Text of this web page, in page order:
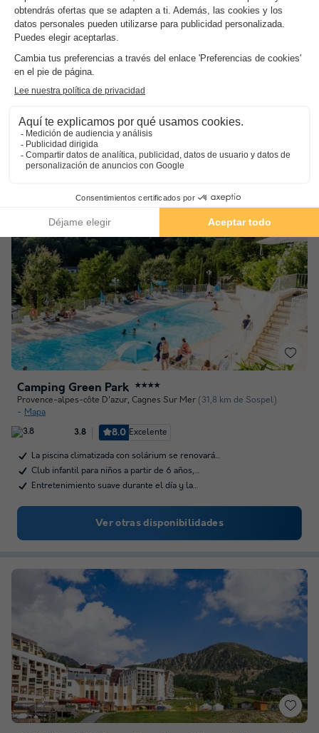
Camping Les Rives du Loup
Mapa
3.8
Tranquilo y en plena naturaleza
Ciudades famosas de la Costa Azul cercanas
Ver otras disponibilidades
Camping Green Park ★★★★
Provence-alpes-côte D'azur, Cagnes Sur Mer (31,8 km de Sospel)
Mapa
3.8 8.0 Excelente
La piscina climatizada con solárium se renovará…
Club infantil para niños a partir de 6 años,…
Entretenimiento suave durante el día y la…
Ver otras disponibilidades